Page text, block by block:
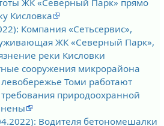
ЖК «Северный Парк» прямо
Кисловка
Компания «Сетьсервис»,
ЖК «Северный Парк»,
реки Кисловки
сооружения микрорайона
Томи работают
природоохранной
Водителя бетономешалки